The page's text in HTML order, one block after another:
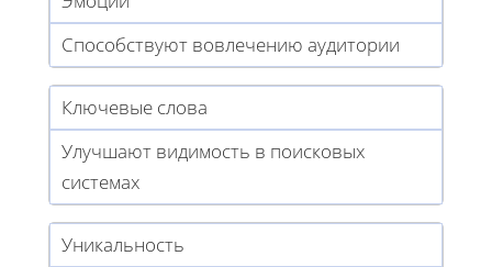
Способствуют вовлечению аудитории
Ключевые слова
Улучшают видимость в поисковых
системах
Уникальность